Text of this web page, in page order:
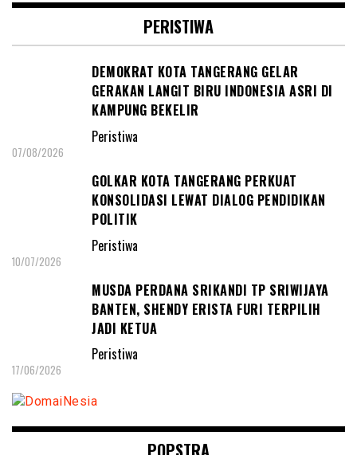
PERISTIWA
DEMOKRAT KOTA TANGERANG GELAR
GERAKAN LANGIT BIRU INDONESIA ASRI DI
KAMPUNG BEKELIR
Peristiwa
07/08/2026
GOLKAR KOTA TANGERANG PERKUAT
KONSOLIDASI LEWAT DIALOG PENDIDIKAN
POLITIK
Peristiwa
10/07/2026
MUSDA PERDANA SRIKANDI TP SRIWIJAYA
BANTEN, SHENDY ERISTA FURI TERPILIH
JADI KETUA
Peristiwa
17/06/2026